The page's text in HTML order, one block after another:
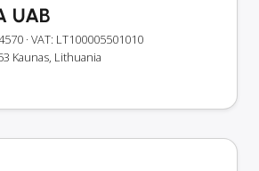
UAB
· VAT: LT100005501010
Kaunas, Lithuania